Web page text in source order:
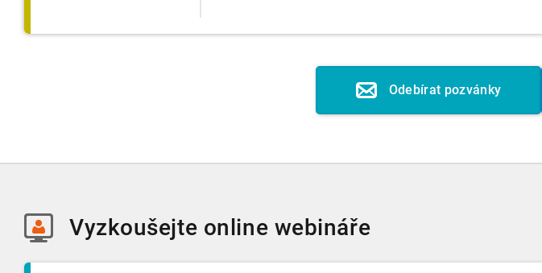
Odebírat pozvánky
Vyzkoušejte online webináře